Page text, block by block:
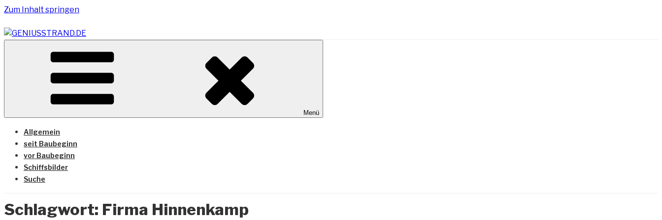
Zum Inhalt springen
GENIUSSTRAND.DE
Vom Geniusstrand zum JadeWeserPort/Container Terminal Wilhelmshaven
Menü
Allgemein
seit Baubeginn
vor Baubeginn
Schiffsbilder
Suche
Schlagwort: Firma Hinnenkamp